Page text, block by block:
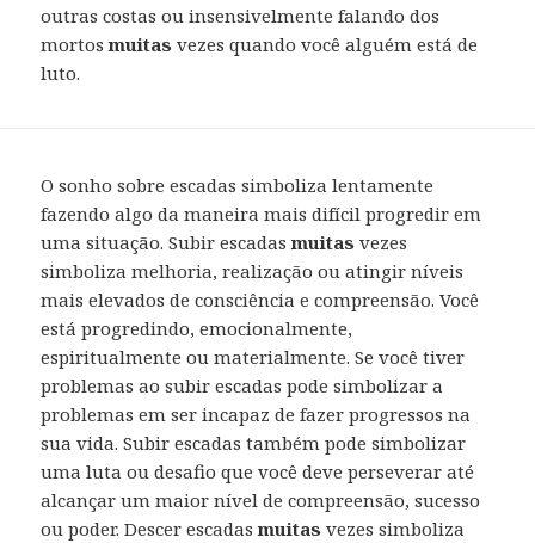
outras costas ou insensivelmente falando dos
mortosmuitas vezes quando você alguém está de
luto.
O sonho sobre escadas simboliza lentamente
fazendo algo da maneira mais difícil progredir em
uma situação. Subir escadasmuitas vezes
simboliza melhoria, realização ou atingir níveis
mais elevados de consciência e compreensão. Você
está progredindo, emocionalmente,
espiritualmente ou materialmente. Se você tiver
problemas ao subir escadas pode simbolizar a
problemas em ser incapaz de fazer progressos na
sua vida. Subir escadas também pode simbolizar
uma luta ou desafio que você deve perseverar até
alcançar um maior nível de compreensão, sucesso
ou poder. Descer escadasmuitas vezes simboliza